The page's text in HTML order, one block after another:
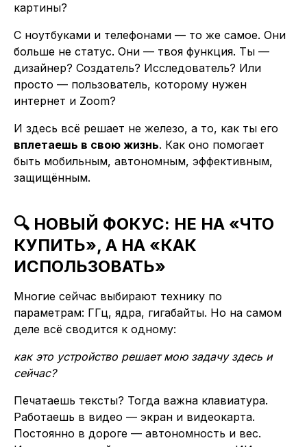
картины?
С ноутбуками и телефонами — то же самое. Они
больше не статус. Они — твоя функция. Ты —
дизайнер? Создатель? Исследователь? Или
просто — пользователь, которому нужен
интернет и Zoom?
И здесь всё решает не железо, а то, как ты его
вплетаешь в свою жизнь. Как оно помогает
быть мобильным, автономным, эффективным,
защищённым.
🔍 НОВЫЙ ФОКУС: НЕ НА «ЧТО
КУПИТЬ», А НА «КАК
ИСПОЛЬЗОВАТЬ»
Многие сейчас выбирают технику по
параметрам: ГГц, ядра, гигабайты. Но на самом
деле всё сводится к одному:
как это устройство решает мою задачу здесь и
сейчас?
Печатаешь тексты? Тогда важна клавиатура.
Работаешь в видео — экран и видеокарта.
Постоянно в дороге — автономность и вес.